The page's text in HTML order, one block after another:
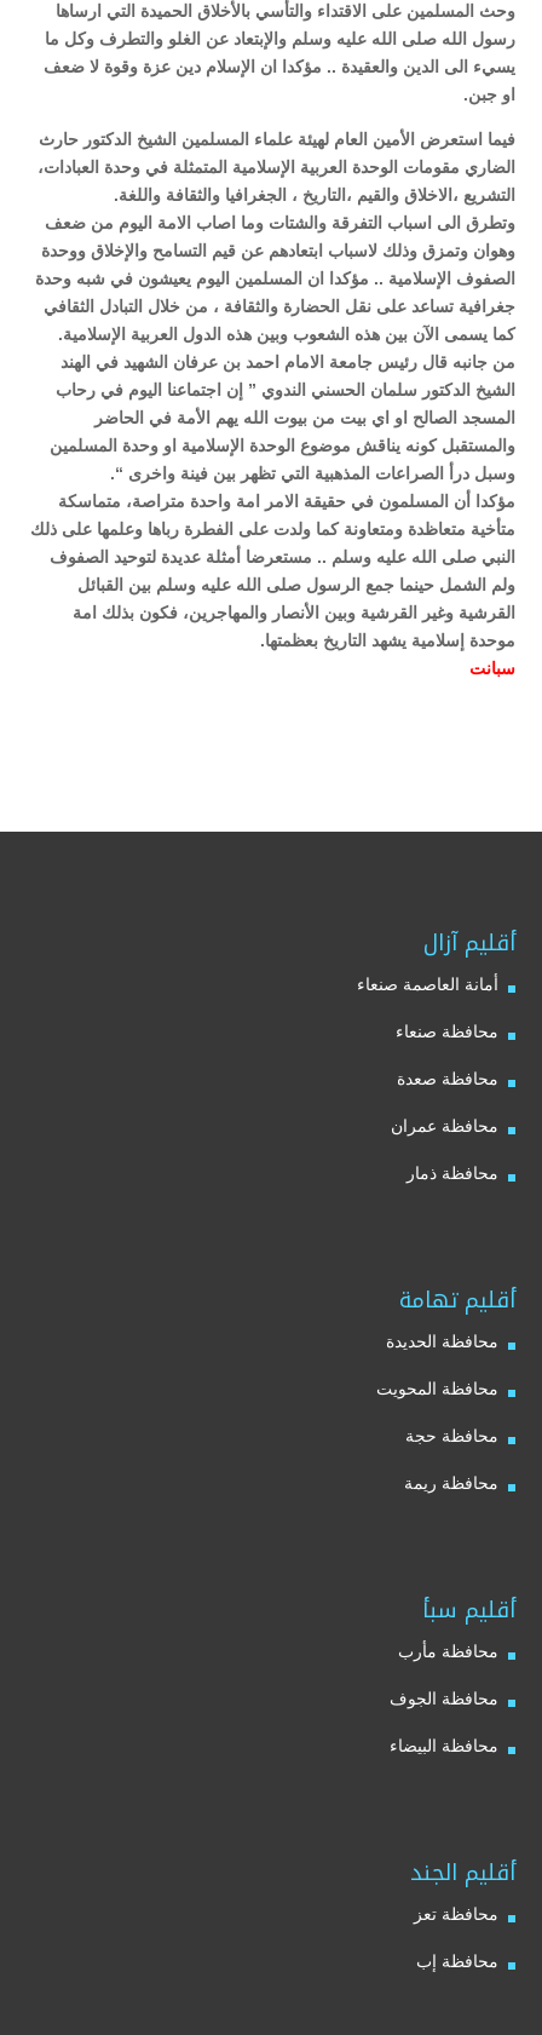
وحث المسلمين على الاقتداء والتأسي بالأخلاق الحميدة التي ارساها
رسول الله صلى الله عليه وسلم والإبتعاد عن الغلو والتطرف وكل ما
يسيء الى الدين والعقيدة .. مؤكدا ان الإسلام دين عزة وقوة لا ضعف
او جبن.
فيما استعرض الأمين العام لهيئة علماء المسلمين الشيخ الدكتور حارث
الضاري مقومات الوحدة العربية الإسلامية المتمثلة في وحدة العبادات،
التشريع ،الاخلاق والقيم ،التاريخ ، الجغرافيا والثقافة واللغة.
وتطرق الى اسباب التفرقة والشتات وما اصاب الامة اليوم من ضعف
وهوان وتمزق وذلك لاسباب ابتعادهم عن قيم التسامح والإخلاق ووحدة
الصفوف الإسلامية .. مؤكدا ان المسلمين اليوم يعيشون في شبه وحدة
جغرافية تساعد على نقل الحضارة والثقافة ، من خلال التبادل الثقافي
كما يسمى الآن بين هذه الشعوب وبين هذه الدول العربية الإسلامية.
من جانبه قال رئيس جامعة الامام احمد بن عرفان الشهيد في الهند
الشيخ الدكتور سلمان الحسني الندوي ” إن اجتماعنا اليوم في رحاب
المسجد الصالح او اي بيت من بيوت الله يهم الأمة في الحاضر
والمستقبل كونه يناقش موضوع الوحدة الإسلامية او وحدة المسلمين
وسبل درأ الصراعات المذهبية التي تظهر بين فينة واخرى “.
مؤكدا أن المسلمون في حقيقة الامر امة واحدة متراصة، متماسكة
متأخية متعاظدة ومتعاونة كما ولدت على الفطرة رباها وعلمها على ذلك
النبي صلى الله عليه وسلم .. مستعرضا أمثلة عديدة لتوحيد الصفوف
ولم الشمل حينما جمع الرسول صلى الله عليه وسلم بين القبائل
القرشية وغير القرشية وبين الأنصار والمهاجرين، فكون بذلك امة
موحدة إسلامية يشهد التاريخ بعظمتها.
سبانت
أقليم آزال
أمانة العاصمة صنعاء
محافظة صنعاء
محافظة صعدة
محافظة عمران
محافظة ذمار
أقليم تهامة
محافظة الحديدة
محافظة المحويت
محافظة حجة
محافظة ريمة
أقليم سبأ
محافظة مأرب
محافظة الجوف
محافظة البيضاء
أقليم الجند
محافظة تعز
محافظة إب